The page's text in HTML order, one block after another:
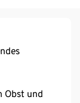
Obst und